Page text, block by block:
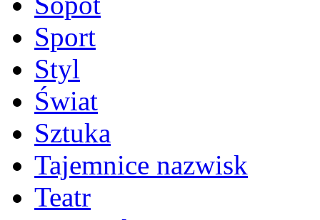
Sport
Styl
Świat
Sztuka
Tajemnice nazwisk
Teatr